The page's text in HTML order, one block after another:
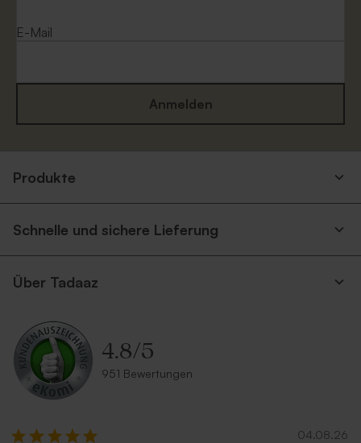
E-Mail
Anmelden
Produkte
Schnelle und sichere Lieferung
Über Tadaaz
4.8/5
951 Bewertungen
04.08.26